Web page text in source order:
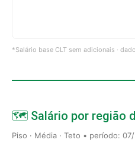
*Salário base CLT sem adicionais ·
🗺️ Salário por região
Piso · Média · Teto • período: